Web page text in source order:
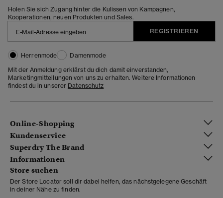
Holen Sie sich Zugang hinter die Kulissen von Kampagnen,
Kooperationen, neuen Produkten und Sales.
REGISTRIEREN
Herrenmode
Damenmode
Mit der Anmeldung erklärst du dich damit einverstanden,
Marketingmitteilungen von uns zu erhalten. Weitere Informationen
findest du in unserer Datenschutz
Online-Shopping
Kundenservice
Superdry The Brand
Informationen
Store suchen
Der Store Locator soll dir dabei helfen, das nächstgelegene Geschäft
in deiner Nähe zu finden.